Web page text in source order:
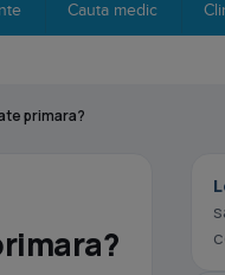
Cauta medic
primara?